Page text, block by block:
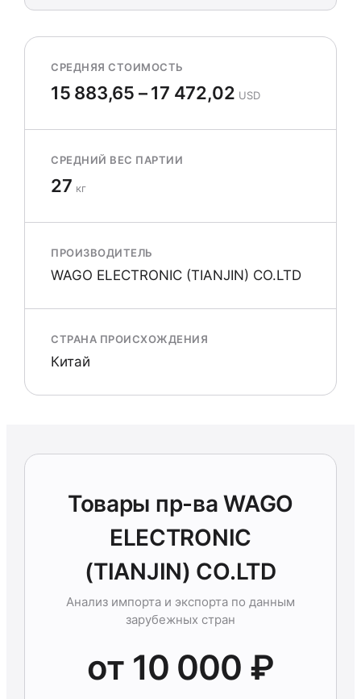
СРЕДНЯЯ СТОИМОСТЬ
15 883,65 – 17 472,02 USD
СРЕДНИЙ ВЕС ПАРТИИ
27 кг
ПРОИЗВОДИТЕЛЬ
WAGO ELECTRONIC (TIANJIN) CO.LTD
СТРАНА ПРОИСХОЖДЕНИЯ
Китай
Товары пр-ва WAGO
ELECTRONIC
(TIANJIN) CO.LTD
Анализ импорта и экспорта по данным
зарубежных стран
от 10 000 ₽